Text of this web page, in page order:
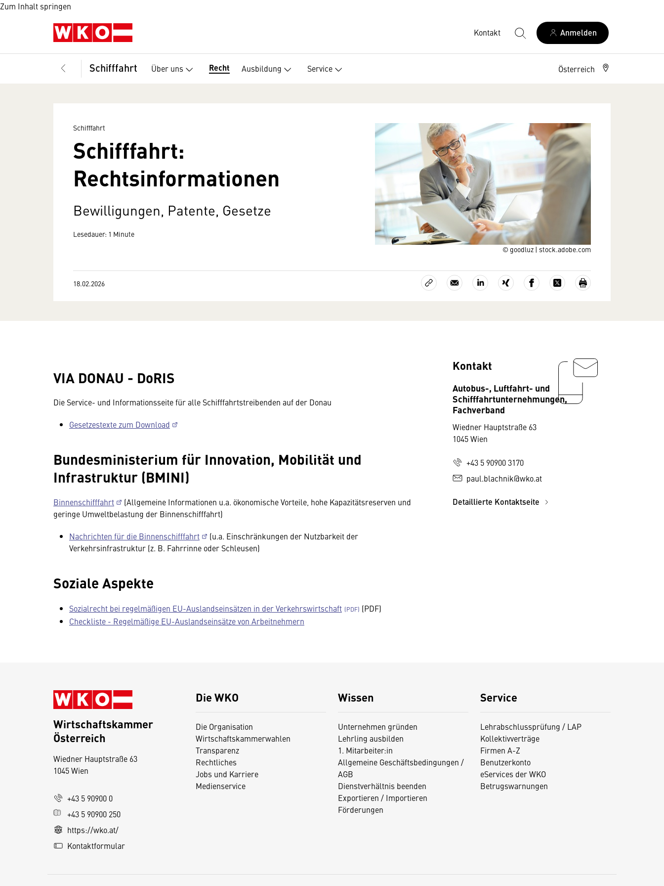
Zum Inhalt springen
Kontakt Anmelden
Schifffahrt Über uns Recht Ausbildung Service Österreich
© goodluz | stock.adobe.com
Schifffahrt
Schifffahrt:
Rechtsinformationen
Bewilligungen, Patente, Gesetze
Lesedauer: 1 Minute
18.02.2026
VIA DONAU - DoRIS
Die Service- und Informationsseite für alle Schifffahrtstreibenden auf der Donau
Gesetzestexte zum Download
Bundesministerium für Innovation, Mobilität und
Infrastruktur (BMINI)
Binnenschifffahrt
(Allgemeine Informationen u.a. ökonomische Vorteile, hohe Kapazitätsreserven und
geringe Umweltbelastung der Binnenschifffahrt)
Nachrichten für die Binnenschifffahrt
(u.a. Einschränkungen der Nutzbarkeit der
Verkehrsinfrastruktur (z. B. Fahrrinne oder Schleusen)
Soziale Aspekte
Sozialrecht bei regelmäßigen EU-Auslandseinsätzen in der Verkehrswirtschaft
(PDF)
Checkliste - Regelmäßige EU-Auslandseinsätze von Arbeitnehmern
Kontakt
Autobus-, Luftfahrt- und
Schifffahrtunternehmungen,
Fachverband
Wiedner Hauptstraße 63
1045 Wien
+43 5 90900 3170
paul.blachnik@wko.at
Detaillierte Kontaktseite
Die WKO
Die Organisation
Wirtschaftskammerwahlen
Transparenz
Rechtliches
Jobs und Karriere
Medienservice
Wissen
Unternehmen gründen
Lehrling ausbilden
1. Mitarbeiter:in
Allgemeine Geschäftsbedingungen /
AGB
Dienstverhältnis beenden
Exportieren / Importieren
Förderungen
Service
Lehrabschlussprüfung / LAP
Kollektivverträge
Firmen A-Z
Benutzerkonto
eServices der WKO
Betrugswarnungen
Wirtschaftskammer
Österreich
Wiedner Hauptstraße 63
1045 Wien
+43 5 90900 0
+43 5 90900 250
https://wko.at/
Kontaktformular